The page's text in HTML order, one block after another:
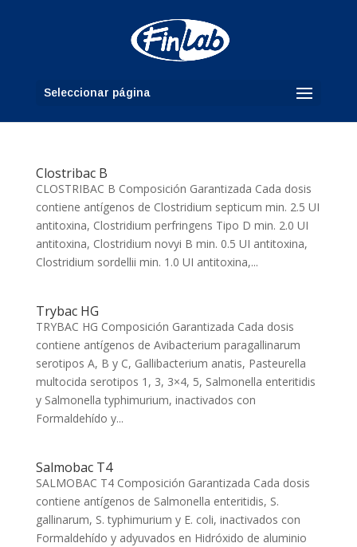
Seleccionar página
Clostribac B
CLOSTRIBAC B Composición Garantizada Cada dosis
contiene antígenos de Clostridium septicum min. 2.5 UI
antitoxina, Clostridium perfringens Tipo D min. 2.0 UI
antitoxina, Clostridium novyi B min. 0.5 UI antitoxina,
Clostridium sordellii min. 1.0 UI antitoxina,...
Trybac HG
TRYBAC HG Composición Garantizada Cada dosis
contiene antígenos de Avibacterium paragallinarum
serotipos A, B y C, Gallibacterium anatis, Pasteurella
multocida serotipos 1, 3, 3×4, 5, Salmonella enteritidis
y Salmonella typhimurium, inactivados con
Formaldehído y...
Salmobac T4
SALMOBAC T4 Composición Garantizada Cada dosis
contiene antígenos de Salmonella enteritidis, S.
gallinarum, S. typhimurium y E. coli, inactivados con
Formaldehído y adyuvados en Hidróxido de aluminio